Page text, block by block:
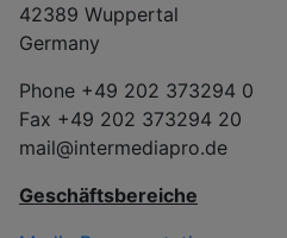
42389 Wuppertal
Germany
Phone +49 202 373294 0
Fax +49 202 373294 20
mail@intermediapro.de
Geschäftsbereiche